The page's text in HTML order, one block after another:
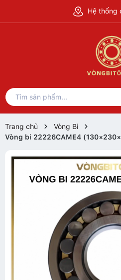
Hệ thống
Trang chủ
Vòng Bi
Vòng bi 22226CAME4